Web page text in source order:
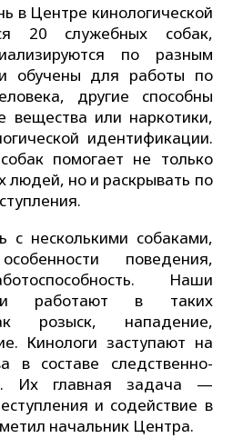
в Центре кинологической
20 служебных собак,
по разным
обучены для работы по
другие способны
вещества или наркотики,
идентификации.
помогает не только
людей, но и раскрывать по
несколькими собаками,
поведения,
Наши
работают в таких
розыск, нападение,
Кинологи заступают на
в составе следственно-
Их главная задача —
и содействие в
начальник Центра.